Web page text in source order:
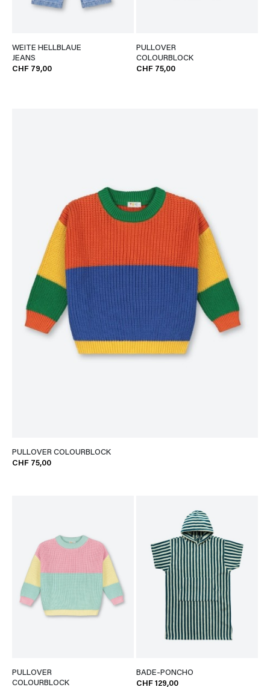
WEITE HELLBLAUE
JEANS
CHF 79,00
PULLOVER
COLOURBLOCK
CHF 75,00
PULLOVER COLOURBLOCK
CHF 75,00
PULLOVER
COLOURBLOCK
BADE-PONCHO
CHF 129,00